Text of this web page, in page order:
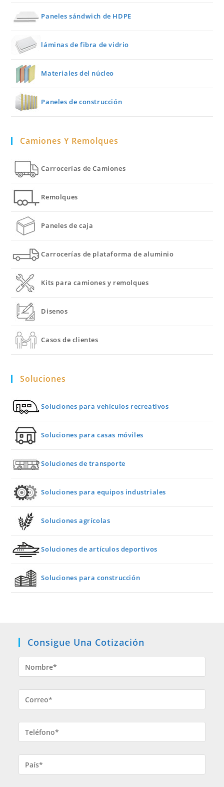
Paneles sándwich de HDPE
láminas de fibra de vidrio
Materiales del núcleo
Paneles de construcción
Camiones Y Remolques
Carrocerías de Camiones
Remolques
Paneles de caja
Carrocerías de plataforma de aluminio
Kits para camiones y remolques
Disenos
Casos de clientes
Soluciones
Soluciones para vehículos recreativos
Soluciones para casas móviles
Soluciones de transporte
Soluciones para equipos industriales
Soluciones agrícolas
Soluciones de artículos deportivos
Soluciones para construcción
Consigue Una Cotización